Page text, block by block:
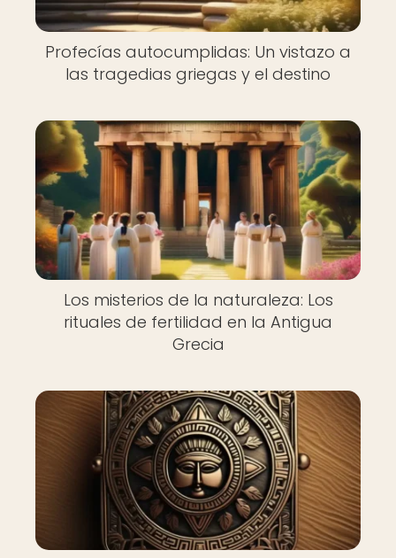
Profecías autocumplidas: Un vistazo a
las tragedias griegas y el destino
Los misterios de la naturaleza: Los
rituales de fertilidad en la Antigua
Grecia